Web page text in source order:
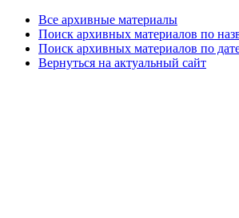
Все архивные материалы
Поиск архивных материалов по
Поиск архивных материалов по
Вернуться на актуальный сайт